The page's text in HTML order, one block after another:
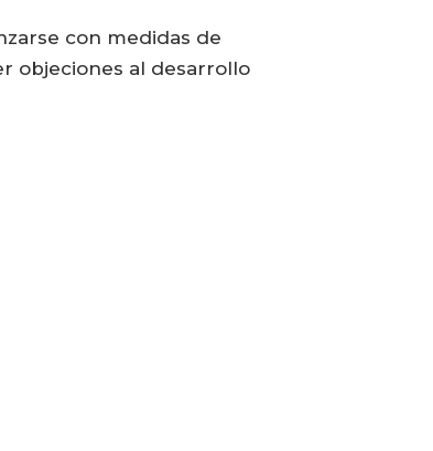
con medidas de
objeciones al desarrollo